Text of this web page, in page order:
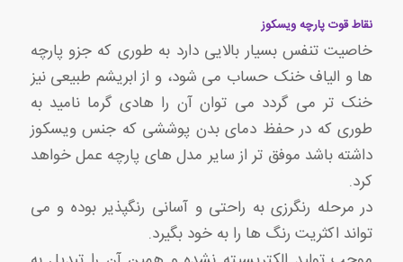
نقاط قوت پارچه ویسکوز
خاصیت تنفس بسیار بالایی دارد به طوری که جزو پارچه
ها و الیاف خنک حساب می شود، و از ابریشم طبیعی نیز
خنک تر می گردد می توان آن را هادی گرما نامید به
طوری که در حفظ دمای بدن پوششی که جنس ویسکوز
داشته باشد موفق تر از سایر مدل های پارچه عمل خواهد
کرد.
در مرحله رنگرزی به راحتی و آسانی رنگپذیر بوده و می
تواند اکثریت رنگ ها را به خود بگیرد.